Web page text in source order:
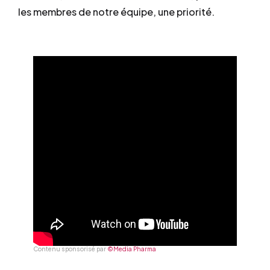
les membres de notre équipe, une priorité.
Contenu sponsorisé par ©Media Pharma